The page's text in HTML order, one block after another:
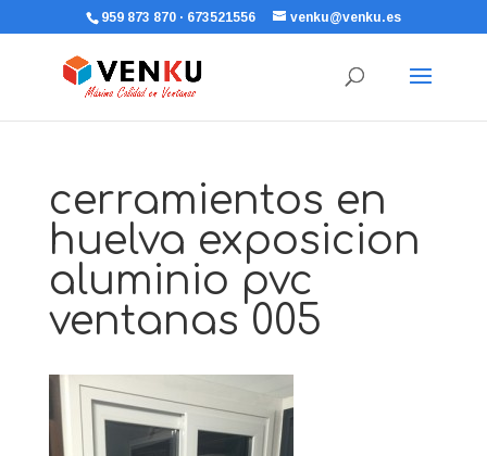
959 873 870 · 673521556 venku@venku.es
cerramientos en
huelva exposicion
aluminio pvc
ventanas 005